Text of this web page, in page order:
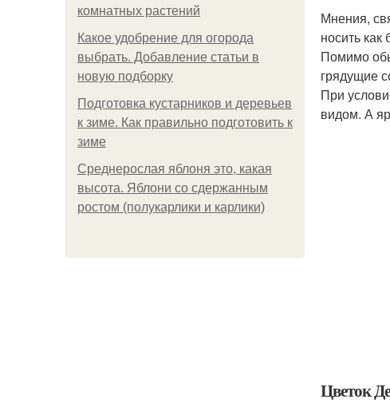
комнатных растений
Какое удобрение для огорода
выбрать. Добавление статьи в
новую подборку
Подготовка кустарников и деревьев
к зиме. Как правильно подготовить к
зиме
Среднерослая яблоня это, какая
высота. Яблони со сдержанным
ростом (полукарлики и карлики)
Мнения,
носить
Помимо
грядущие
При
видом. А
Цветок